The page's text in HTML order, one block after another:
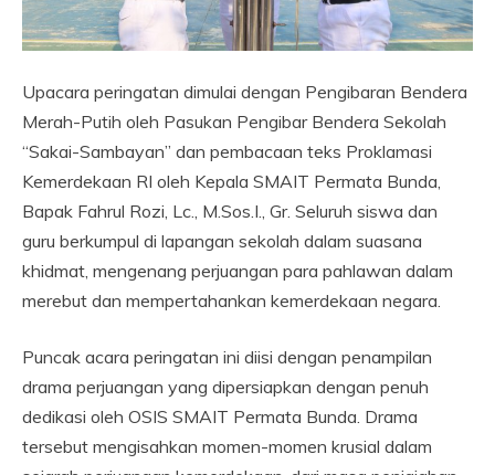
Upacara peringatan dimulai dengan Pengibaran Bendera
Merah-Putih oleh Pasukan Pengibar Bendera Sekolah
“Sakai-Sambayan” dan pembacaan teks Proklamasi
Kemerdekaan RI oleh Kepala SMAIT Permata Bunda,
Bapak Fahrul Rozi, Lc., M.Sos.I., Gr. Seluruh siswa dan
guru berkumpul di lapangan sekolah dalam suasana
khidmat, mengenang perjuangan para pahlawan dalam
merebut dan mempertahankan kemerdekaan negara.
Puncak acara peringatan ini diisi dengan penampilan
drama perjuangan yang dipersiapkan dengan penuh
dedikasi oleh OSIS SMAIT Permata Bunda. Drama
tersebut mengisahkan momen-momen krusial dalam